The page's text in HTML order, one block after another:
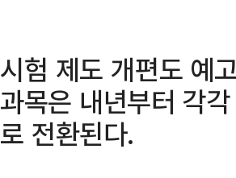
시험 제도 개편도 예
과목은 내년부터 각
로 전환된다.